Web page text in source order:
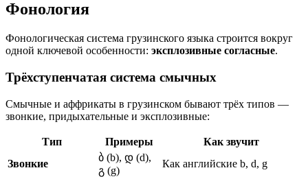
Фонология
Фонологическая система грузинского языка строится вокруг
одной ключевой особенности: эксплозивные согласные.
Трёхступенчатая система смычных
Смычные и аффрикаты в грузинском бывают трёх типов —
звонкие, придыхательные и эксплозивные:
Тип Примеры
Как звучит
Звонкие
ბ (b), დ (d),
გ (g)
Как английские b, d, g